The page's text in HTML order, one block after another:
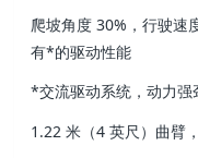
爬坡角度 30%，行驶速
有*的驱动性能
*交流驱动系统，动力强
1.22 米（4 英尺）曲臂